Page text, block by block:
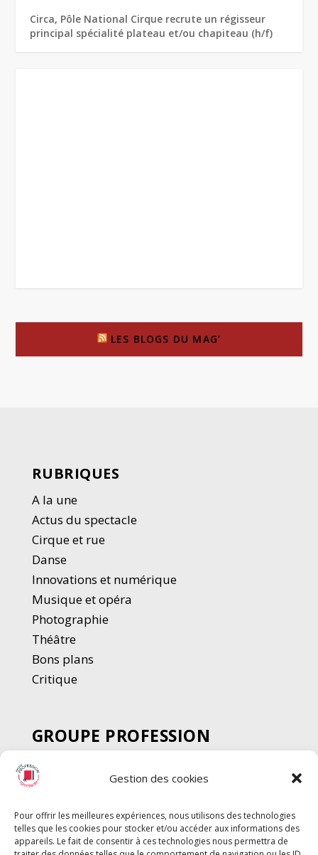
Gestion des cookies
Pour offrir les meilleures expériences, nous utilisons des technologies
telles que les cookies pour stocker et/ou accéder aux informations des
appareils. Le fait de consentir à ces technologies nous permettra de
Circa, Pôle National Cirque recrute un régisseur
principal spécialité plateau et/ou chapiteau (h/f)
LES BLOGS DU MAG’
RUBRIQUES
A la une
Actus du spectacle
Cirque et rue
Danse
Innovations et numérique
Musique et opéra
Photographie
Théâtre
Bons plans
Critique
GROUPE PROFESSION
SPECTACLE
Chèque Intermittents
Chèque Compta
Chèque Emploi Spectacle